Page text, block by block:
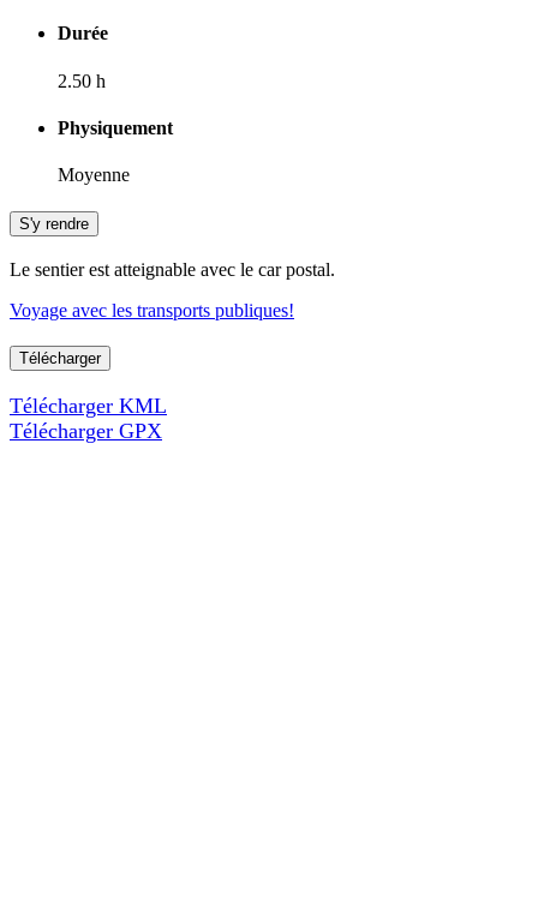
Durée
2.50 h
Physiquement
Moyenne
S'y rendre
Le sentier est atteignable avec le car postal.
Voyage avec les transports publiques!
Télécharger
Télécharger KML
Télécharger GPX